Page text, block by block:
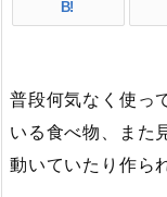
B!
普段何気なく使っ
いる食べ物、また
動いていたり作ら